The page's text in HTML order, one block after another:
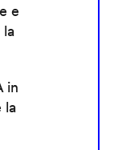
e
la
in
la